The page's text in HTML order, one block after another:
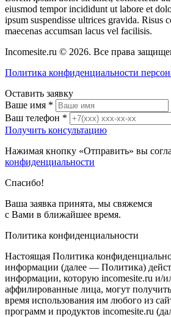
eiusmod tempor incididunt ut labore et
ipsum suspendisse ultrices gravida. Risus
maecenas accumsan lacus vel facilisis.
Incomesite.ru © 2026. Все права
Политика конфиденциальности
Оставить заявку
Ваше имя *
Ваш телефон *
Получить консультацию
Нажимая кнопку «Отправить» вы
конфиденциальности
Спасибо!
Ваша заявка принята, мы свяжемся
с Вами в ближайшее время.
Политика конфиденциальности
Настоящая Политика
информации (далее — Политика)
информации, которую incomesite.ru и/
аффилированные лица, могут получить
время использования им любого из
программ и продуктов incomesite.ru